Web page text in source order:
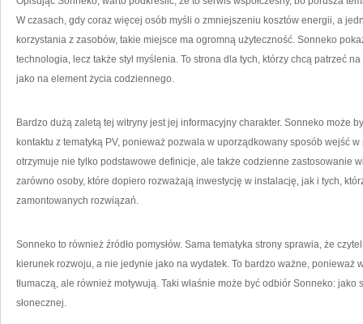
W czasach, gdy coraz więcej osób myśli o zmniejszeniu kosztów energii, a
korzystania z zasobów, takie miejsce ma ogromną użyteczność. Sonneko
technologia, lecz także styl myślenia. To strona dla tych, którzy chcą patrzeć
jako na element życia codziennego.
Bardzo dużą zaletą tej witryny jest jej informacyjny charakter. Sonneko może
kontaktu z tematyką PV, ponieważ pozwala w uporządkowany sposób wejść w
otrzymuje nie tylko podstawowe definicje, ale także codzienne zastosowanie
zarówno osoby, które dopiero rozważają inwestycję w instalację, jak i tych,
zamontowanych rozwiązań.
Sonneko to również źródło pomysłów. Sama tematyka strony sprawia, że
kierunek rozwoju, a nie jedynie jako na wydatek. To bardzo ważne, ponieważ
tłumaczą, ale również motywują. Taki właśnie może być odbiór Sonneko:
słonecznej.